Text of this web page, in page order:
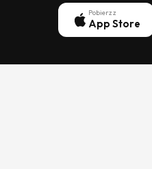
Pobierz z
App Store